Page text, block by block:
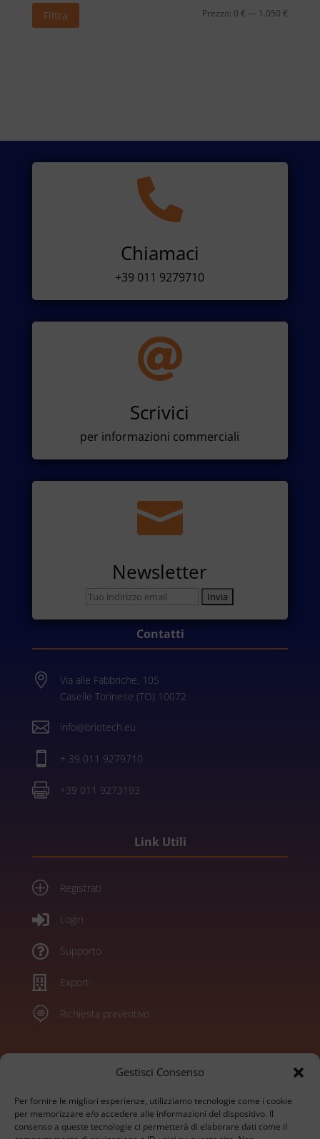
Gestisci Consenso
Per fornire le migliori esperienze, utilizziamo tecnologie come i cookie
per memorizzare e/o accedere alle informazioni del dispositivo. Il
consenso a queste tecnologie ci permetterà di elaborare dati come il
Filtra Prezzo: 0 € — 1.050 €

Chiamaci
+39 011 9279710

Scrivici
per informazioni commerciali

Newsletter
Contatti

Via alle Fabbriche, 105
Caselle Torinese (TO) 10072
 info@briotech.eu
 + 39 011 9279710
 +39 011 9273193
Link Utili
P Registrati
 Login
 Supporto
 Export
 Richiesta preventivo
Marchi
Konica Minolta
Sharp